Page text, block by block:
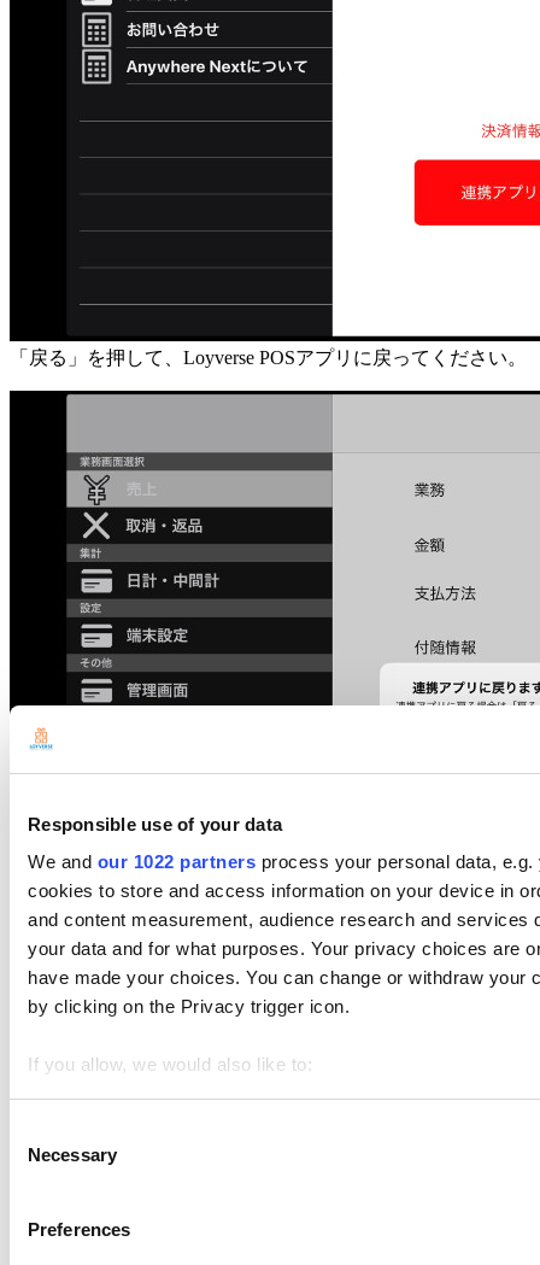
Responsible use of your data
We and our 1022 partners process your personal data,
cookies to store and access information on your device in
and content measurement, audience research and services
your data and for what purposes. Your privacy choices are
have made your choices. You can change or withdraw
by clicking on the Privacy trigger icon.
If you allow, we would also like to:
Collect information about your geographical location
Find out more about how your personal data is processed
We use cookies to personalize content and ads, to provide
Selection
Necessary
Preferences
「戻る」を押して、Loyverse POSアプリに戻ってください。
カードリーダーでの決済を完了したのち、「販売へ戻る」を
タップしてください。